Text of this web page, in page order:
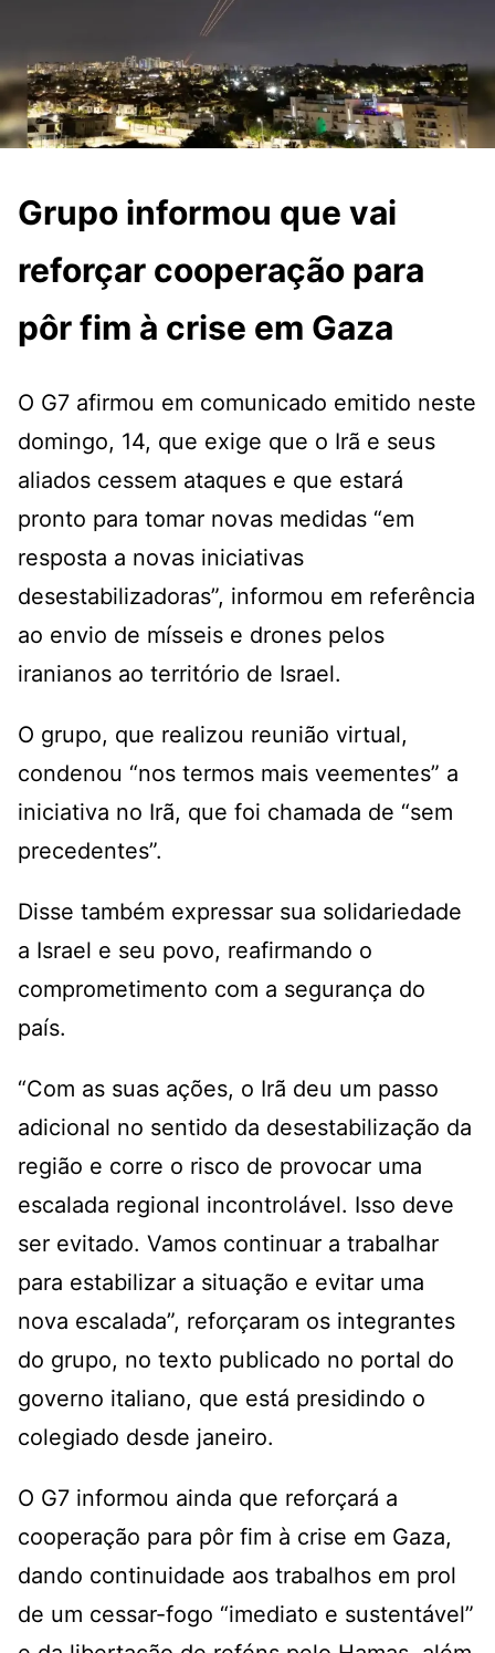
Grupo informou que vai
reforçar cooperação para
pôr fim à crise em Gaza
O G7 afirmou em comunicado emitido neste
domingo, 14, que exige que o Irã e seus
aliados cessem ataques e que estará
pronto para tomar novas medidas “em
resposta a novas iniciativas
desestabilizadoras”, informou em referência
ao envio de mísseis e drones pelos
iranianos ao território de Israel.
O grupo, que realizou reunião virtual,
condenou “nos termos mais veementes” a
iniciativa no Irã, que foi chamada de “sem
precedentes”.
Disse também expressar sua solidariedade
a Israel e seu povo, reafirmando o
comprometimento com a segurança do
país.
“Com as suas ações, o Irã deu um passo
adicional no sentido da desestabilização da
região e corre o risco de provocar uma
escalada regional incontrolável. Isso deve
ser evitado. Vamos continuar a trabalhar
para estabilizar a situação e evitar uma
nova escalada”, reforçaram os integrantes
do grupo, no texto publicado no portal do
governo italiano, que está presidindo o
colegiado desde janeiro.
O G7 informou ainda que reforçará a
cooperação para pôr fim à crise em Gaza,
dando continuidade aos trabalhos em prol
de um cessar-fogo “imediato e sustentável”